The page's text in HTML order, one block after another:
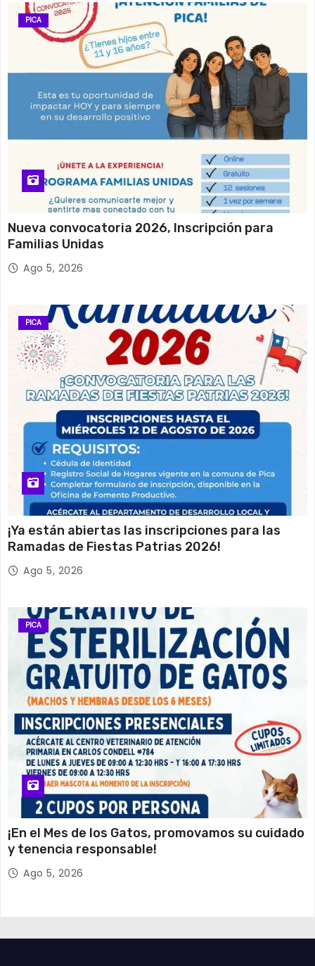
PICA
Nueva convocatoria 2026, Inscripción para
Familias Unidas
Ago 5, 2026
PICA
¡Ya están abiertas las inscripciones para las
Ramadas de Fiestas Patrias 2026!
Ago 5, 2026
PICA
¡En el Mes de los Gatos, promovamos su cuidado
y tenencia responsable!
Ago 5, 2026